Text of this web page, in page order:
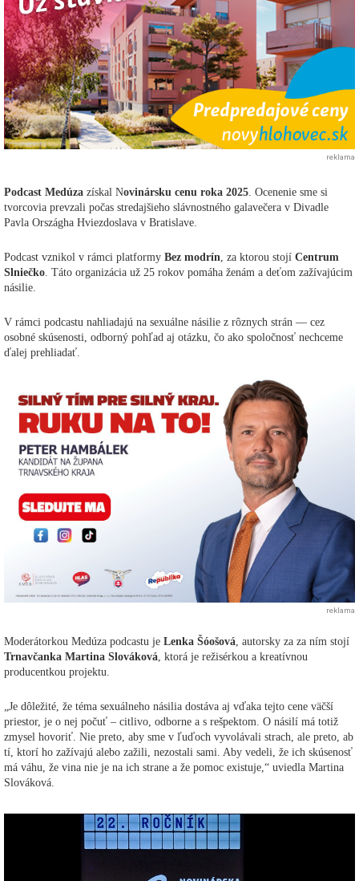
reklama
Podcast Medúza získal Novinársku cenu roka 2025 . Ocenenie sme si
tvorcovia prevzali počas stredajšieho slávnostného galavečera v Divadle
Pavla Országha Hviezdoslava v Bratislave.
Podcast vznikol v rámci platformy Bez modrín , za ktorou stojí Centrum
Slniečko . Táto organizácia už 25 rokov pomáha ženám a deťom zažívajúcim
násilie.
V rámci podcastu nahliadajú na sexuálne násilie z rôznych strán — cez
osobné skúsenosti, odborný pohľad aj otázku, čo ako spoločnosť nechceme
ďalej prehliadať.
reklama
Moderátorkou Medúza podcastu je Lenka Šóošová , autorsky za za ním stojí
Trnavčanka Martina Slováková , ktorá je režisérkou a kreatívnou
producentkou projektu.
„Je dôležité, že téma sexuálneho násilia dostáva aj vďaka tejto cene väčší
priestor, je o nej počuť – citlivo, odborne a s rešpektom. O násilí má totiž
zmysel hovoriť. Nie preto, aby sme v ľuďoch vyvolávali strach, ale preto, ab
tí, ktorí ho zažívajú alebo zažili, nezostali sami. Aby vedeli, že ich skúsenosť
má váhu, že vina nie je na ich strane a že pomoc existuje,“ uviedla Martina
Slováková.